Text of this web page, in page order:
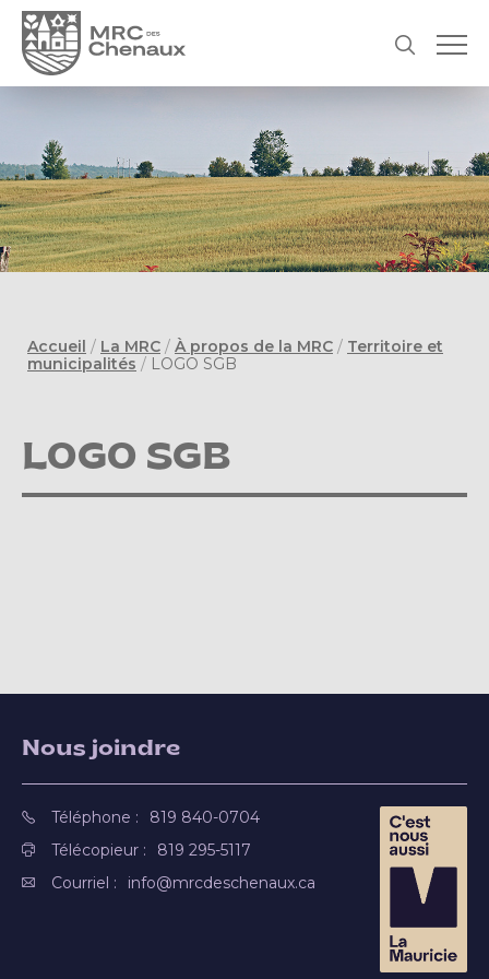
Accueil / La MRC / À propos de la MRC / Territoire et
municipalités / LOGO SGB
LOGO SGB
Nous joindre
Téléphone :
819 840-0704
Télécopieur :
819 295-5117
Courriel :
info@mrcdeschenaux.ca